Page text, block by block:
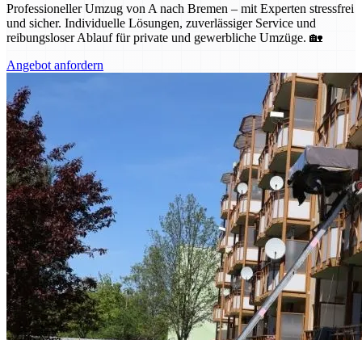
Professioneller Umzug von A nach Bremen – mit Experten stressfrei
und sicher. Individuelle Lösungen, zuverlässiger Service und
reibungsloser Ablauf für private und gewerbliche Umzüge. 🏡
Angebot anfordern